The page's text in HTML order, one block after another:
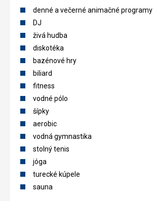
denné a večerné animačné programy
DJ
živá hudba
diskotéka
bazénové hry
biliard
fitness
vodné pólo
šípky
aerobic
vodná gymnastika
stolný tenis
jóga
turecké kúpele
sauna